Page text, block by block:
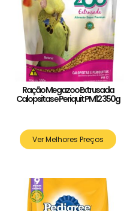
Ração Megazoo Extrusada
Calopsitas e Periquit PM12 350g
Ver Melhores Preços